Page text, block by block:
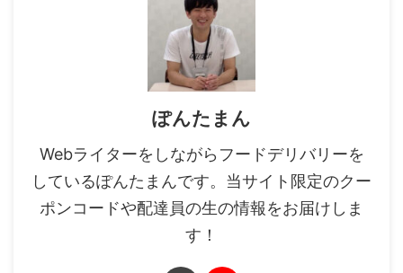
ぽんたまん
Webライターをしながらフードデリバリーを
しているぽんたまんです。当サイト限定のクー
ポンコードや配達員の生の情報をお届けしま
す！